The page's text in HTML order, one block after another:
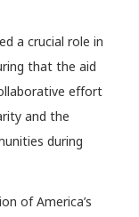
a crucial role in
that the aid
effort
and the
during
of America’s